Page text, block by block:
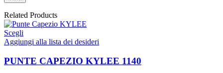
Related Products
Scegli
Aggiungi alla lista dei desideri
PUNTE CAPEZIO KYLEE 1140